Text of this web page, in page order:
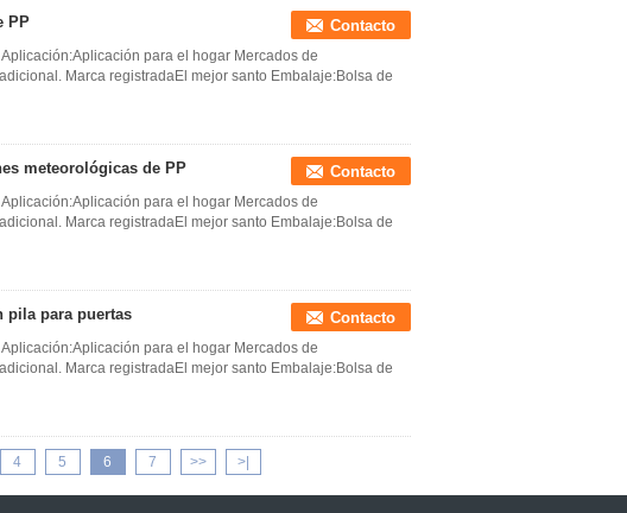
PP Contacto
para el hogar Mercados de
Marca registradaEl mejor santo Embalaje:Bolsa de
meteorológicas de PP Contacto
para el hogar Mercados de
Marca registradaEl mejor santo Embalaje:Bolsa de
pila para puertas Contacto
para el hogar Mercados de
Marca registradaEl mejor santo Embalaje:Bolsa de
4 5 6 7 >> >|